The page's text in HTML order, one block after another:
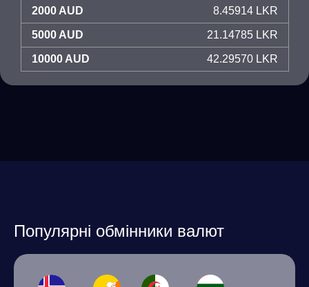
2000 AUD 8.45914 LKR
5000 AUD 21.14785 LKR
10000 AUD 42.29570 LKR
Популярні обмінники валют